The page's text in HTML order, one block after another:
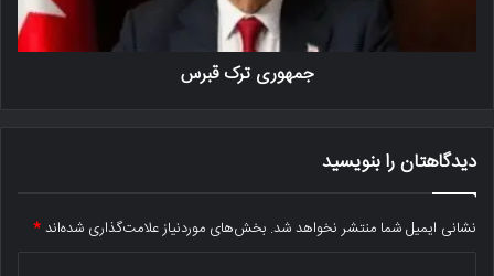
جمهوری ترک قبرس
دیدگاهتان را بنویسید
نشانی ایمیل شما منتشر نخواهد شد. بخش‌های موردنیاز علامت‌گذاری شده‌اند*